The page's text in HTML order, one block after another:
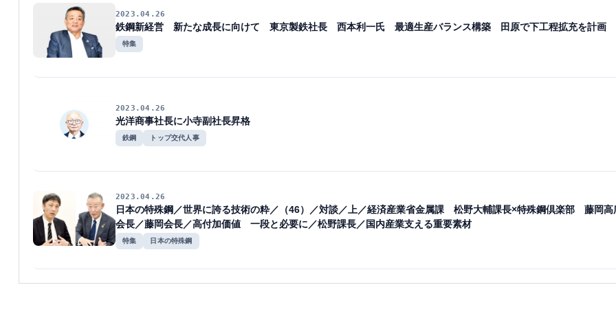
2023.04.26
鉄鋼新経営 新たな成長に向けて 東京製鉄社長 西本利一氏 最適生産バランス構築 田原で下工程拡充を計画
特集
2023.04.26
光洋商事社長に小寺副社長昇格
鉄鋼 トップ交代人事
2023.04.26
日本の特殊鋼／世界に誇る技術の粋／（46）／対談／上／経済産業省金属課 松野大輔課長×特殊鋼倶楽部 藤岡高
会長／藤岡会長／高付加価値 一段と必要に／松野課長／国内産業支える重要素材
特集 日本の特殊鋼